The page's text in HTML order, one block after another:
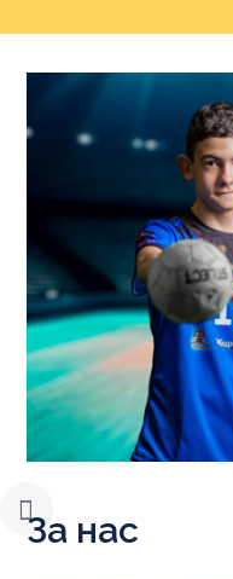
За нас